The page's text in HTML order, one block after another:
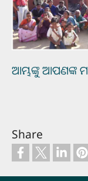
ଆମ୍ଭଙ୍କୁ ଆପଣଙ୍କ
Share